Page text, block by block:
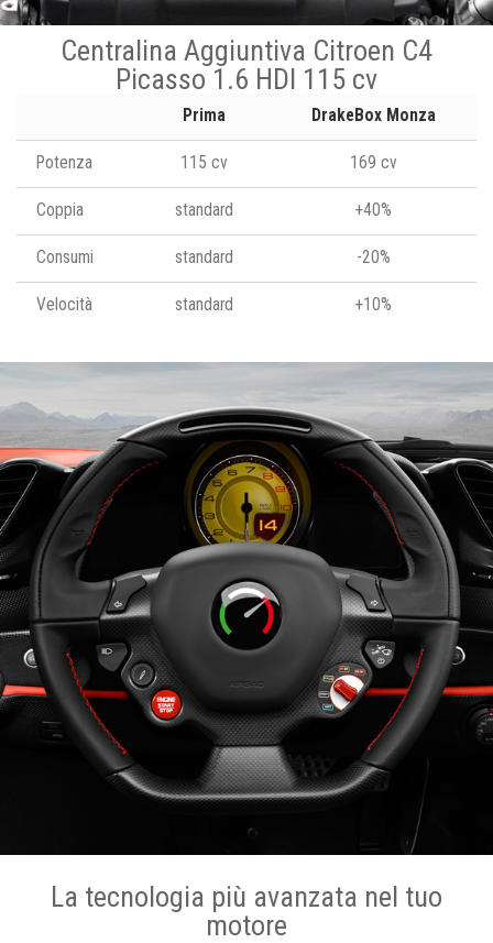
Centralina Aggiuntiva Citroen C4
Picasso 1.6 HDI 115 cv
Prima DrakeBox Monza
Potenza 115 cv 169 cv
Coppia standard +40%
Consumi standard -20%
Velocità standard +10%
La tecnologia più avanzata nel tuo
motore